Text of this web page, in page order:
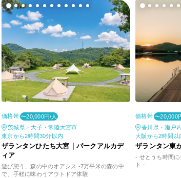
価格帯 〜20,000円/人
茨城県・大子・常陸大宮市
東京から2時間30分以内
ザランタンひたち大宮｜パークアルカデ
ィア
遊び憩う、森の中のオアシス -7万平米の森の中
で、手軽に味わうアウトドア体験
価格帯 〜20,000
香川県・瀬戸
大阪から2時間以
ザランタン東
- せとうち時間
ト -